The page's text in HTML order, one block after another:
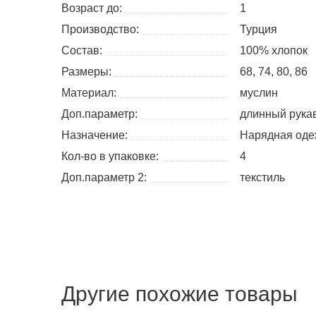
Возраст до:
1
Производство:
Турция
Состав:
100% хлопок
Размеры:
68 74 80 86
Материал:
муслин
Доп.параметр:
длинный
Назначение:
Нарядная
Кол-во в упаковке:
4
Доп.параметр 2:
текстиль
Другие похожие товары